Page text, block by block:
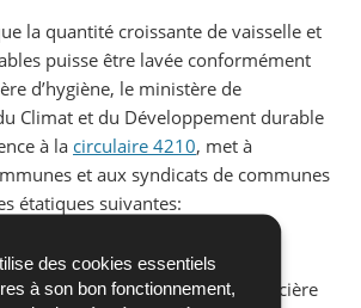
des cookies essentiels
à son bon fonctionnement,
la quantité croissante de vaisselle et
puisse être lavée conformément
d’hygiène, le ministère de
Climat et du Développement durable
à la circulaire 4210, met à
et aux syndicats de communes
étatiques suivantes:
d’une remorque lave-vaisselle
le taux maximal de l’aide financière